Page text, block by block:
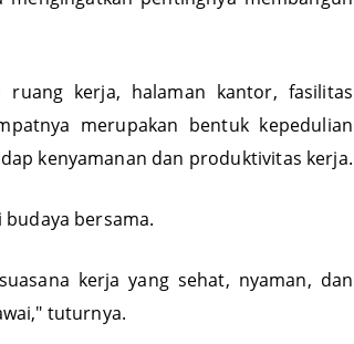
ruang kerja, halaman kantor, fasilitas
merupakan bentuk kepedulian
kenyamanan dan produktivitas kerja.
bersama.
kerja yang sehat, nyaman, dan
tuturnya.